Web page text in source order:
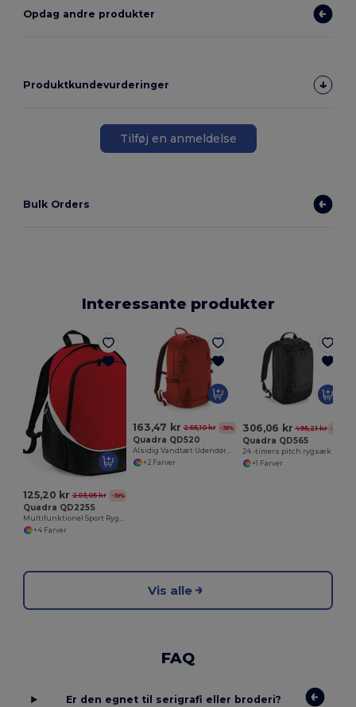
Opdag andre produkter
Produktkundevurderinger
Tilføj en anmeldelse
Bulk Orders
Interessante produkter
125,20 kr 203,05 kr -38%
Quadra QD225S
Multifunktionel Sport Rygsæk med Polstrede Stropper
+4 Farver
163,47 kr 265,10 kr -38%
Quadra QD520
Alsidig Vandtæt Udendørs Rygsæk til Eventyr
+2 Farver
306,06 kr 495,21 kr -38%
Quadra QD565
24 -timers pitch rygsæk
+1 Farver
Vis alle
FAQ
Er den egnet til serigrafi eller broderi?